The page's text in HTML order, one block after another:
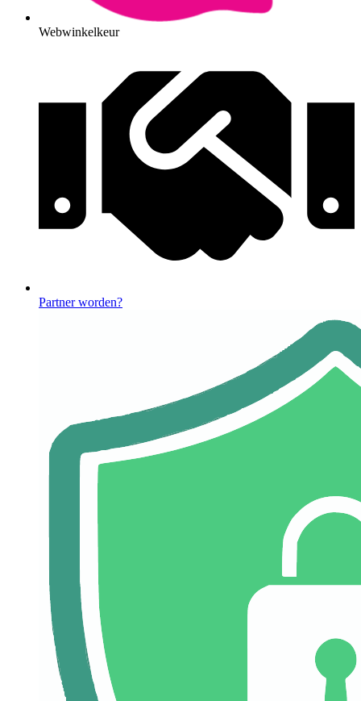
Webwinkelkeur
Partner worden?